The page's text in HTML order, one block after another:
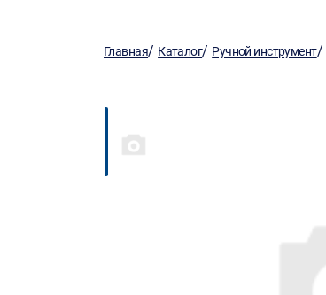
Главная/ Каталог/ Ручной инструмент/